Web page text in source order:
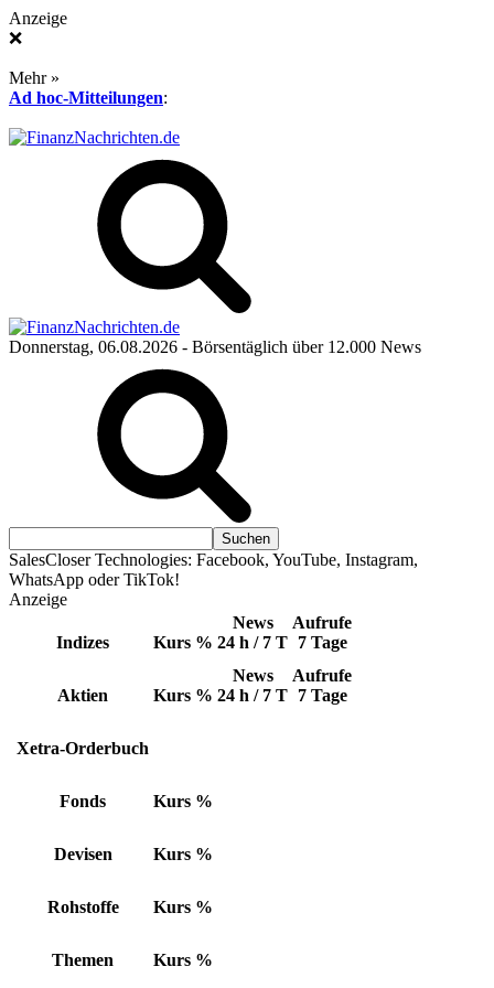
Anzeige
❌
Mehr »
Ad hoc-Mitteilungen:
Donnerstag, 06.08.2026 - Börsentäglich über 12.000 News
SalesCloser Technologies: Facebook, YouTube, Instagram,
WhatsApp oder TikTok!
Anzeige
Indizes Kurs %
News
24 h / 7 T
Aufrufe
7 Tage
Aktien Kurs %
News
24 h / 7 T
Aufrufe
7 Tage
Xetra-Orderbuch
Fonds Kurs %
Devisen Kurs %
Rohstoffe Kurs %
Themen Kurs %